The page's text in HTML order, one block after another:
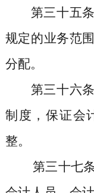
第三十五条
规定的业务范
分配。
第三十六条
制度，保证会
整。
第三十七